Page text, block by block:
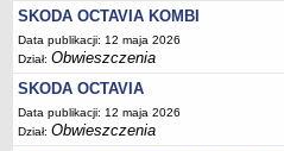
Inne dokumenty
Lata 2009-2025
Za rok 2026
FINANSE PUP
Budżet Funduszu Pracy
SKODA OCTAVIA KOMBI
Data publikacji: 12 maja 2026
Dział:Obwieszczenia
SKODA OCTAVIA
Data publikacji: 12 maja 2026
Dział:Obwieszczenia